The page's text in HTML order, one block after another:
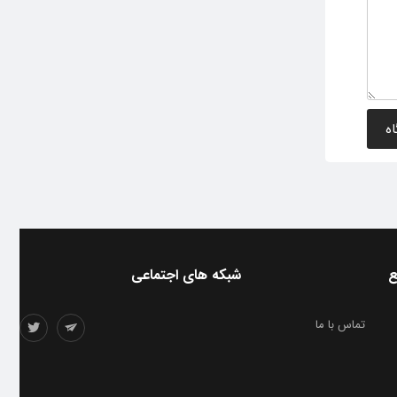
شبکه های اجتماعی
تماس با ما